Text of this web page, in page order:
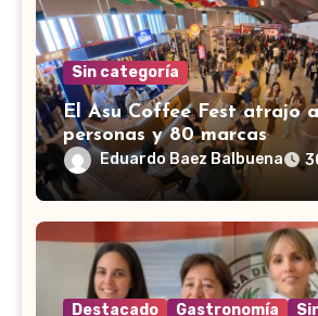
Sin categoría
El Asu Coffee Fest atrajo
personas y 80 marcas
Eduardo Baez Balbuena
Destacado Gastronomía